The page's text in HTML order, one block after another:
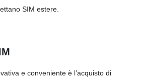
SIM estere.
e conveniente è l’acquisto di